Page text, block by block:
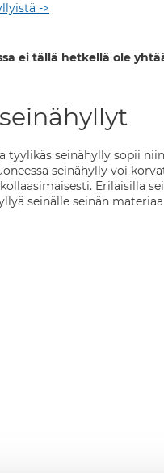
->
ei tällä hetkellä ole
tyylikäs seinähylly sopii
seinähylly voi
Erilaisilla
seinälle seinän